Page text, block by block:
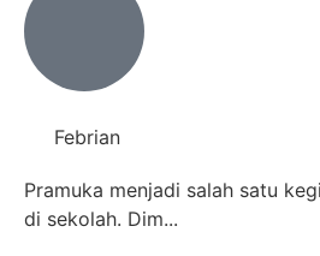
Febrian
Pramuka menjadi salah satu
di sekolah. Dim...